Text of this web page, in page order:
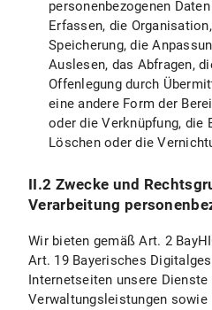
X.5 Recht auf
X.6 Recht auf
X.7
X.8 Recht auf Widerruf der
X.9 Recht auf
X.10
B) Datenschutzinformationen zu
I. Einsatz von Google
personenbezogenen
Erfassen, die
Speicherung, die
Auslesen, das Abfragen,
Offenlegung durch
eine andere Form der
oder die Verknüpfung, die
Löschen oder die
II.2 Zwecke und
Verarbeitung
Wir bieten gemäß Art. 2
Art. 19 Bayerisches
Internetseiten unsere Dienste
Verwaltungsleistungen